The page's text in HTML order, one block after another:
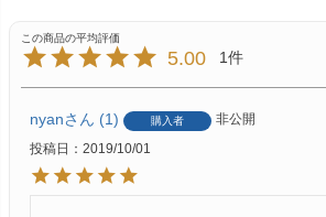
5.00 1
nyan 1 購入者
非公開
投稿日
2019/10/01